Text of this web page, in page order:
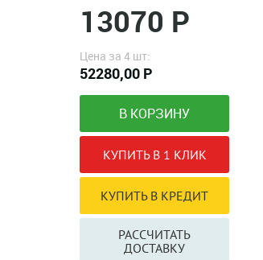
13070 Р
Цена за 4 шт:
52280,00 Р
РАССЧИТАТЬ
ДОСТАВКУ